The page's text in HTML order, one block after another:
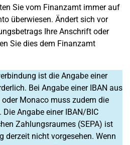
Sie vom Finanzamt immer auf
überwiesen. Ändert sich vor
Ihre Anschrift oder
Sie dies dem Finanzamt
ist die Angabe einer
Bei Angabe einer IBAN aus
Monaco muss zudem die
Angabe einer IBAN/BIC
Zahlungsraumes (SEPA) ist
derzeit nicht vorgesehen. Wenn